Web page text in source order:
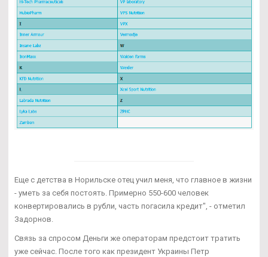
Еще с детства в Норильске отец учил меня, что главное в жизни
- уметь за себя постоять. Примерно 550-600 человек
конвертировались в рубли, часть погасила кредит", - отметил
Задорнов.
Связь за спросом Деньги же операторам предстоит тратить
уже сейчас. После того как президент Украины Петр